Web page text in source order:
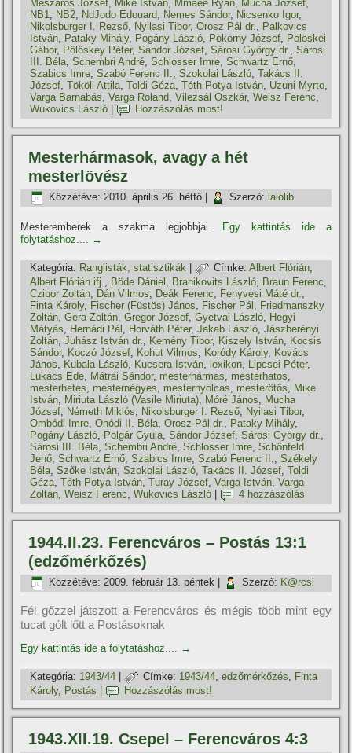
Mészáros József Mike István Mmaee Ryan Mucha József
NB1
NB2 NdJodo Edouard Nemes Sándor, Nicsenko Igor,
Nikolsburger I. Rezső
Nyilasi Tibor,Orosz Pál dr.
Palkovics
István
Pataky Mihály, Pogány László Pokorny József
Pölöskei
Gábor, Pölöskey Péter,Sándor József ,Sárosi György dr. ,Sárosi
III. Béla ,Schembri André ,Schlosser Imre ,Schwartz Ernő
Szabics Imre ,Szabó Ferenc II. ,Szokolai László ,Takács II.
József ,Tököli Attila ,Toldi Géza ,Tóth-Potya István Uzuni Myrto
Varga Barnabás ,Varga Roland ,Vilezsál Oszkár,Weisz Ferenc
Wukovics László
Hozzászólás most!
Mesterhármasok, avagy a hét
mesterlövész
Közzétéve: 2010. április 26. hétfő Szerző: lalolib
Mesteremberek a szakma legjobbjai.
Egy kattintás ide a
folytatáshoz....
→
Kategória: Ranglisták, statisztikák | Címke: Albert Flórián,
Albert Flórián ifj.
Böde Dániel Branikovits László Braun Ferenc
Czibor Zoltán
Dán Vilmos Deák Ferenc Fenyvesi Máté dr.
Finta Károly, Fischer (Füstös) János Fischer Pál
Friedmanszky
Zoltán ,Gera Zoltán ,Gregor József ,Gyetvai László
Hegyi
Mátyás
Hernádi Pál Horváth Péter,Jakab László ,Jászberényi
Zoltán ,Juhász István dr. Kemény Tibor, Kiszely István
Kocsis
Sándor, Koczó József Kohut Vilmos Koródy Károly, Kovács
János
Kubala László Kucsera István lexikon Lipcsei Péter,
Lukács Ede
Mátrai Sándor, mesterhármas mesterhatos
mesterhetes
mesternégyes mesternyolcas mesterötös
Mike
István
Miriuta László (Vasile Miriuta) Móré János
Mucha
József
Németh Miklós Nikolsburger I. Rezső Nyilasi Tibor,
Ombódi Imre ,Onódi II. Béla ,Orosz Pál dr. Pataky Mihály,
Pogány László
Polgár Gyula ,Sándor József ,Sárosi György dr.
Sárosi III. Béla ,Schembri André ,Schlosser Imre ,Schönfeld
Jenő ,Schwartz Ernő ,Szabics Imre ,Szabó Ferenc II. ,Székely
Béla ,Szőke István ,Szokolai László ,Takács II. József ,Toldi
Géza ,Tóth-Potya István ,Turay József ,Varga István ,Varga
Zoltán,Weisz Ferenc,Wukovics László 4 hozzászólás
1944.II.23. Ferencváros – Postás 13:1
(edzőmérkőzés)
Közzétéve: 2009. február 13. péntek Szerző: K@rcsi
Fél gőzzel játszott a Ferencváros és mégis több mint egy
tucat gólt lőtt a Postásoknak
Egy kattintás ide a folytatáshoz.... →
Kategória: 1943/44 | Címke: 1943/44,edzőmérkőzés, Finta
Károly, Postás Hozzászólás most!
1943.XII.19. Csepel – Ferencváros 4:3